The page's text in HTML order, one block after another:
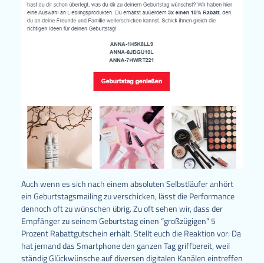
Auch wenn es sich nach einem absoluten Selbstläufer anhört
ein Geburtstagsmailing zu verschicken, lässt die Performance
dennoch oft zu wünschen übrig. Zu oft sehen wir, dass der
Empfänger zu seinem Geburtstag einen “großzügigen” 5
Prozent Rabattgutschein erhält. Stellt euch die Reaktion vor: Da
hat jemand das Smartphone den ganzen Tag griffbereit, weil
ständig Glückwünsche auf diversen digitalen Kanälen eintreffen